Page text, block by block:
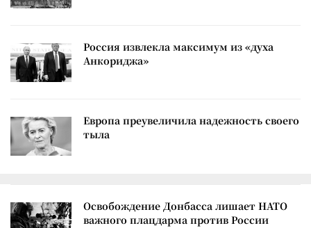
Россия извлекла максимум из «духа
Анкориджа»
Европа преувеличила надежность своего
тыла
Освобождение Донбасса лишает НАТО
важного плацдарма против России